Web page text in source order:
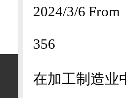
2024/3/6
356
在加工制造业